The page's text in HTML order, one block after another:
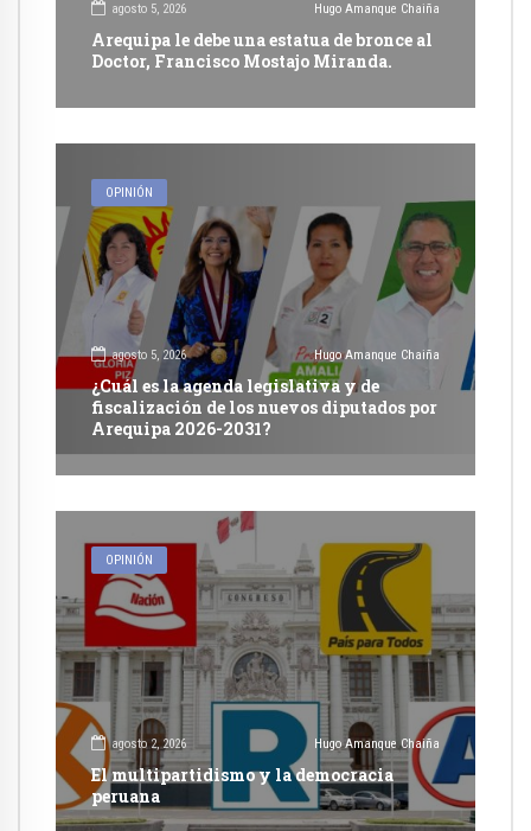
agosto 5, 2026 Hugo Amanque Chaiña
Arequipa le debe una estatua de bronce al
Doctor, Francisco Mostajo Miranda.
OPINIÓN
agosto 5, 2026 Hugo Amanque Chaiña
¿Cuál es la agenda legislativa y de
fiscalización de los nuevos diputados por
Arequipa 2026-2031?
OPINIÓN
agosto 2, 2026 Hugo Amanque Chaiña
El multipartidismo y la democracia
peruana